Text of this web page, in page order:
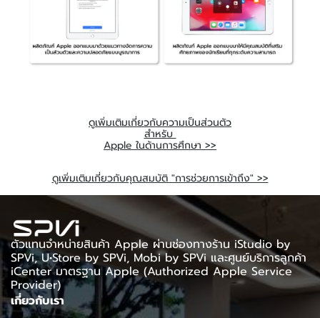
ดูเพิ่มเติมเกี่ยวกับความเป็นส่วนตัว
สำหรับ
Apple ในด้านการศึกษา >>
ดูเพิ่มเติมเกี่ยวกับคุณสมบัติ "การช่วยการเข้าถึง" >>
ตัวแทนจำหน่ายสินค้า Apple ผ่านช่องทางร้าน iStudio by
SPVi, U•Store by SPVi, Mobi by SPVi และศูนย์บริการลูกค้า
iCenter มาตรฐาน Apple (Authorized Apple Service
Provider)
เกี่ยวกับเรา